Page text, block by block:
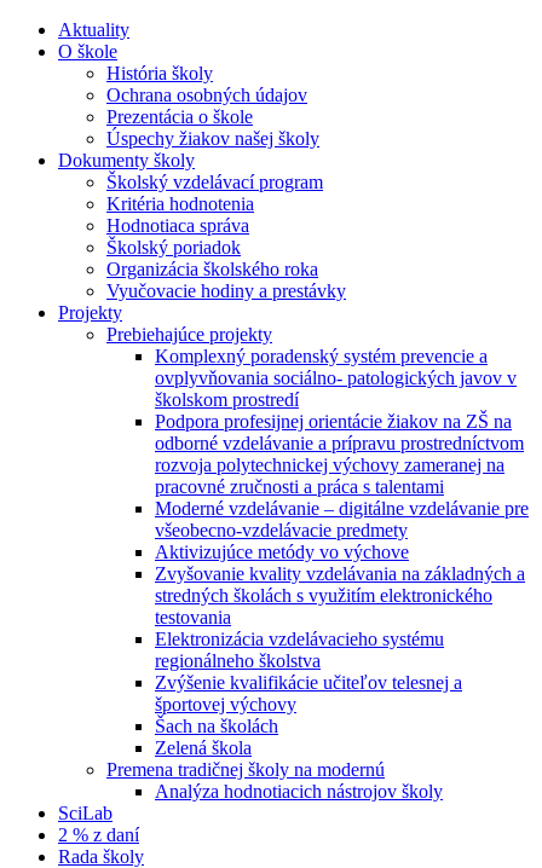
Aktuality
O škole
História školy
Ochrana osobných údajov
Prezentácia o škole
Úspechy žiakov našej školy
Dokumenty školy
Školský vzdelávací program
Kritéria hodnotenia
Hodnotiaca správa
Školský poriadok
Organizácia školského roka
Vyučovacie hodiny a prestávky
Projekty
Prebiehajúce projekty
Komplexný poradenský systém prevencie a
ovplyvňovania sociálno- patologických javov v
školskom prostredí
Podpora profesijnej orientácie žiakov na ZŠ na
odborné vzdelávanie a prípravu prostredníctvom
rozvoja polytechnickej výchovy zameranej na
pracovné zručnosti a práca s talentami
Moderné vzdelávanie – digitálne vzdelávanie pre
všeobecno-vzdelávacie predmety
Aktivizujúce metódy vo výchove
Zvyšovanie kvality vzdelávania na základných a
stredných školách s využitím elektronického
testovania
Elektronizácia vzdelávacieho systému
regionálneho školstva
Zvýšenie kvalifikácie učiteľov telesnej a
športovej výchovy
Šach na školách
Zelená škola
Premena tradičnej školy na modernú
Analýza hodnotiacich nástrojov školy
SciLab
2 % z daní
Rada školy